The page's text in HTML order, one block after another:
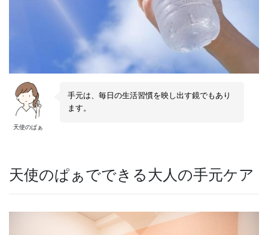
天使のぱぁ
手元は、毎日の生活習慣を映し出す鏡でもあり
ます。
天使のぱぁでできる大人の手元ケア